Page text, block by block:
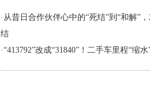
·从昔日合作伙伴心中的“死结”到“和解”
结
·“413792”改成“31840”！二手车里程“缩